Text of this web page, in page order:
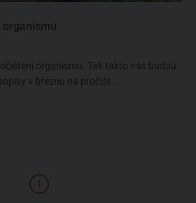
organismu. Tak takto nás budou
v březnu na pročišt...
1